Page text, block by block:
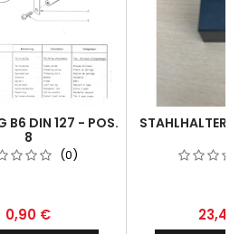
B6 DIN 127 - POS.
8
(0)
0,90 €
STAHLHALTER